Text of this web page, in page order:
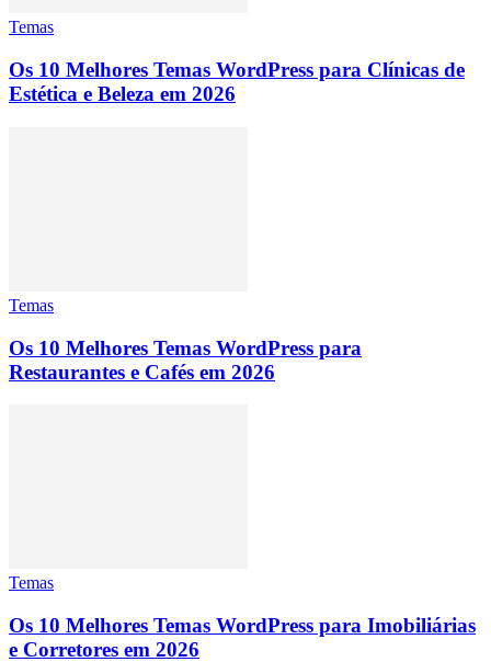
Temas
Os 10 Melhores Temas WordPress para Clínicas de
Estética e Beleza em 2026
Temas
Os 10 Melhores Temas WordPress para
Restaurantes e Cafés em 2026
Temas
Os 10 Melhores Temas WordPress para Imobiliárias
e Corretores em 2026